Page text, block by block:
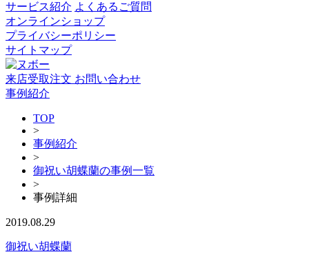
サービス紹介 よくあるご質問
オンラインショップ
プライバシーポリシー
サイトマップ
来店受取注文 お問い合わせ
事例紹介
TOP
>
事例紹介
>
御祝い胡蝶蘭の事例一覧
>
事例詳細
2019.08.29
御祝い胡蝶蘭